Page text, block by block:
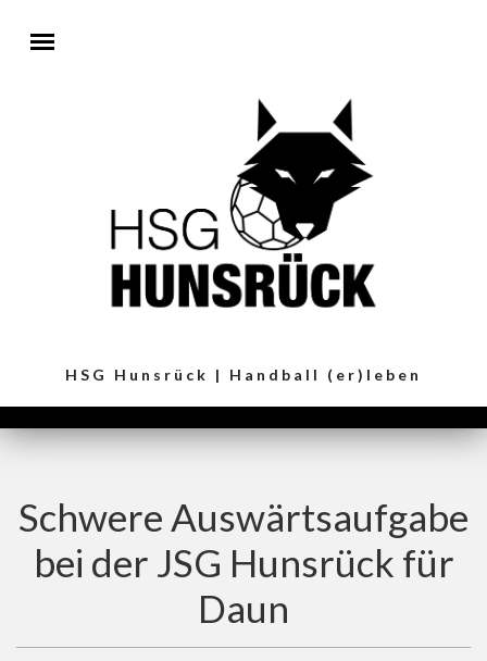
HSG Hunsrück | Handball (er)leben
Schwere Auswärtsaufgabe
bei der JSG Hunsrück für
Daun